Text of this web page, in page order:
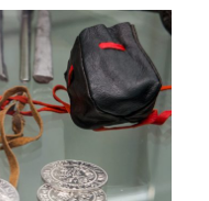
jde
to!